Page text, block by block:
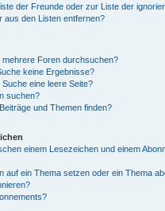
der Freunde oder zur Liste der
aus den Listen entfernen?
Foren durchsuchen?
keine Ergebnisse?
eine leere Seite?
suchen?
und Themen finden?
einem Lesezeichen und einem
auf ein Thema setzen oder ein Thema